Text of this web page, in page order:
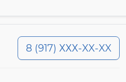
8 (917) ХХХ-XX-XX